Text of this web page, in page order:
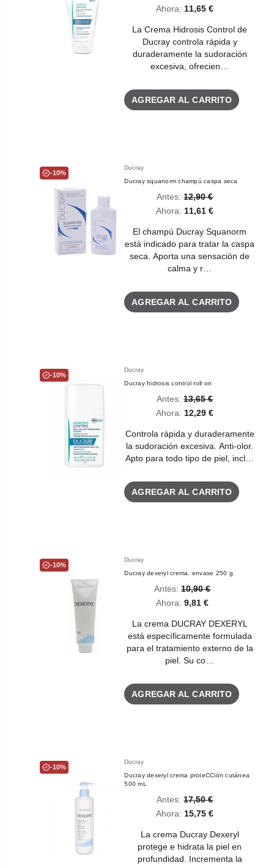
Ahora: 11,65 €
La Crema Hidrosis Control de
Ducray controla rápida y
duraderamente la sudoración
excesiva, ofrecien…
AGREGAR AL CARRITO
-10%
Ducray
Ducray squanorm champú caspa seca
Ahora: 11,61 €
Antes: 12,90 €
El champú Ducray Squanorm
está indicado para tratar la caspa
seca. Aporta una sensación de
calma y r…
AGREGAR AL CARRITO
-10%
Ducray
Ducray hidrosis control roll on
Ahora: 12,29 €
Antes: 13,65 €
Controla rápida y duraderamente
la sudoración excesiva. Anti-olor.
Apto para todo tipo de piel, incl…
AGREGAR AL CARRITO
-10%
Ducray
Ducray dexeryl crema. envase 250 g.
Ahora: 9,81 €
Antes: 10,90 €
La crema DUCRAY DEXERYL
está específicamente formulada
para el tratamiento externo de la
piel. Su co…
AGREGAR AL CARRITO
-10%
Ducray
Ducray dexeryl crema proteCCión cutánea
500 mL
Ahora: 15,75 €
Antes: 17,50 €
La crema Ducray Dexeryl
protege e hidrata la piel en
profundidad. Incrementa la